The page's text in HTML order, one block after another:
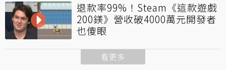
退款率99%！Steam《這款遊戲
200鎂》營收破4000萬元開發者
也傻眼
看更多